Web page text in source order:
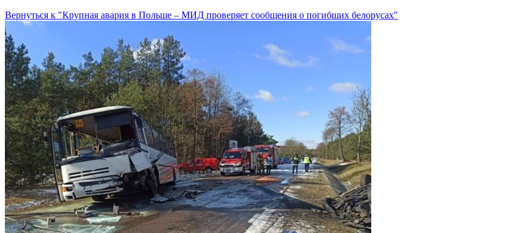
Вернуться к "Крупная авария в Польше – МИД проверяет сообщения о погибших белорусах"